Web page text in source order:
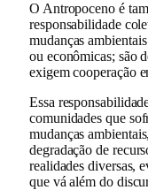
O Antropoceno é
responsabilidade
mudanças
ou econômicas; são
exigem cooperação
Essa
comunidades que
mudanças
degradação de
realidades diversas,
que vá além do